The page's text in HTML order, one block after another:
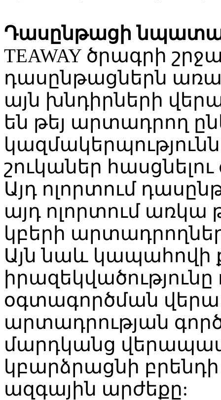
Դասընթացի
TEAWAY ծրագրի
դասընթացներն
այն խնդիրների
են թեյ արտադրող
շուկաներ
Այդ ոլորտում
այդ ոլորտում առկա
կբերի
Այն նաև կապահովի
օգտագործման
արտադրության
մարդկանց
կբարձրացնի
ազգային արժեքը: